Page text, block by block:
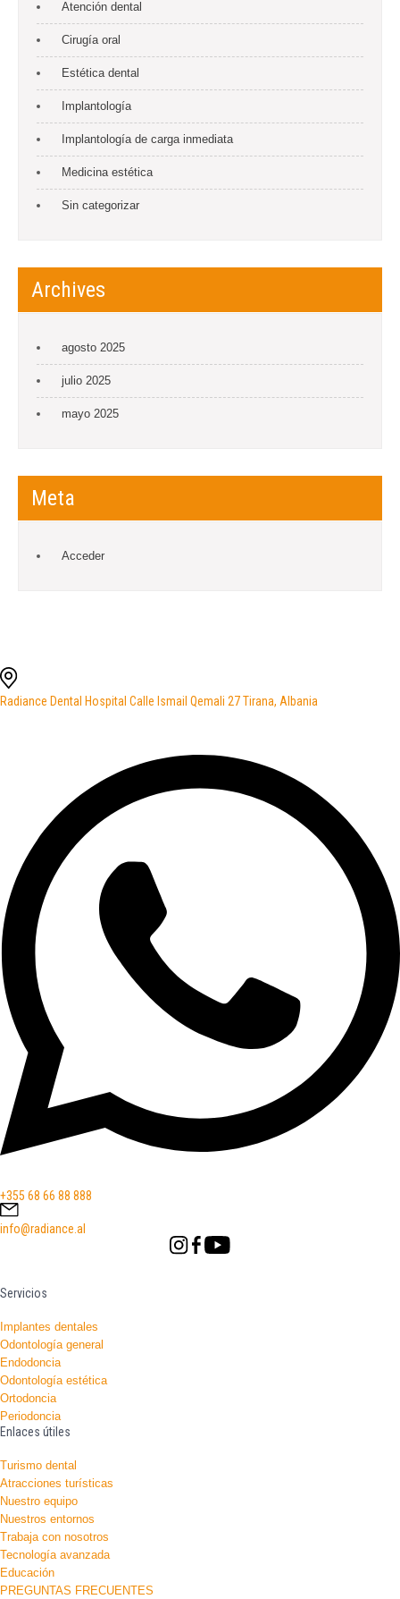
Atención dental
Cirugía oral
Estética dental
Implantología
Implantología de carga inmediata
Medicina estética
Sin categorizar
Archives
agosto 2025
julio 2025
mayo 2025
Meta
Acceder
Radiance Dental Hospital Calle Ismail Qemali 27 Tirana, Albania
+355 68 66 88 888
info@radiance.al
Servicios
Implantes dentales
Odontología general
Endodoncia
Odontología estética
Ortodoncia
Periodoncia
Enlaces útiles
Turismo dental
Atracciones turísticas
Nuestro equipo
Nuestros entornos
Trabaja con nosotros
Tecnología avanzada
Educación
PREGUNTAS FRECUENTES